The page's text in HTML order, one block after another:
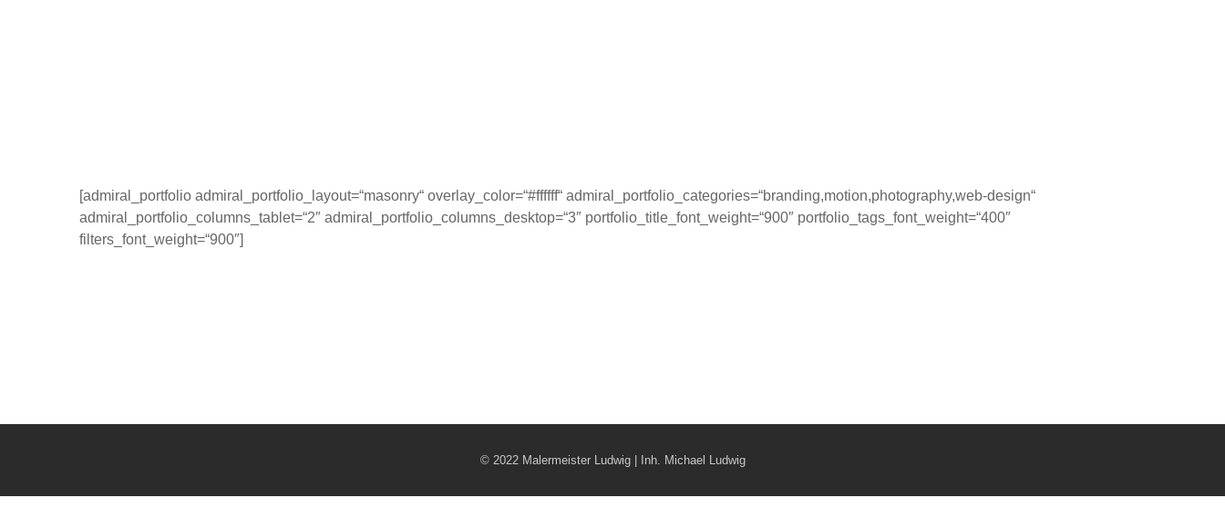
[admiral_portfolio admiral_portfolio_layout=“masonry“ overlay_color=“#ffffff“ admiral_portfolio_categories=“branding,motion,photography,web-design“
admiral_portfolio_columns_tablet=“2″ admiral_portfolio_columns_desktop=“3″ portfolio_title_font_weight=“900″ portfolio_tags_font_weight=“400″
filters_font_weight=“900″]
© 2022 Malermeister Ludwig | Inh. Michael Ludwig